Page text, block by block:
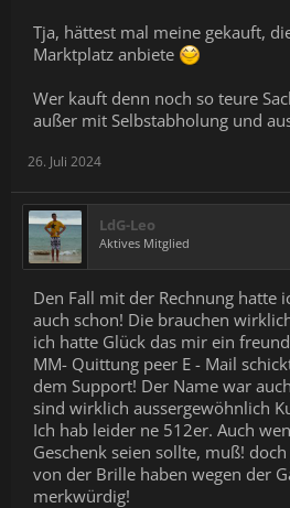
Tja, hättest mal meine gekauft,
Marktplatz anbiete
Wer kauft denn noch so teure
außer mit Selbstabholung und
26. Juli 2024
LdG-Leo
Aktives Mitglied
Den Fall mit der Rechnung hatte
auch schon! Die brauchen
ich hatte Glück das mir ein
MM- Quittung peer E - Mail
dem Support! Der Name war
sind wirklich aussergewöhnlich
Ich hab leider ne 512er. Auch
Geschenk seien sollte, muß!
von der Brille haben wegen der
merkwürdig!